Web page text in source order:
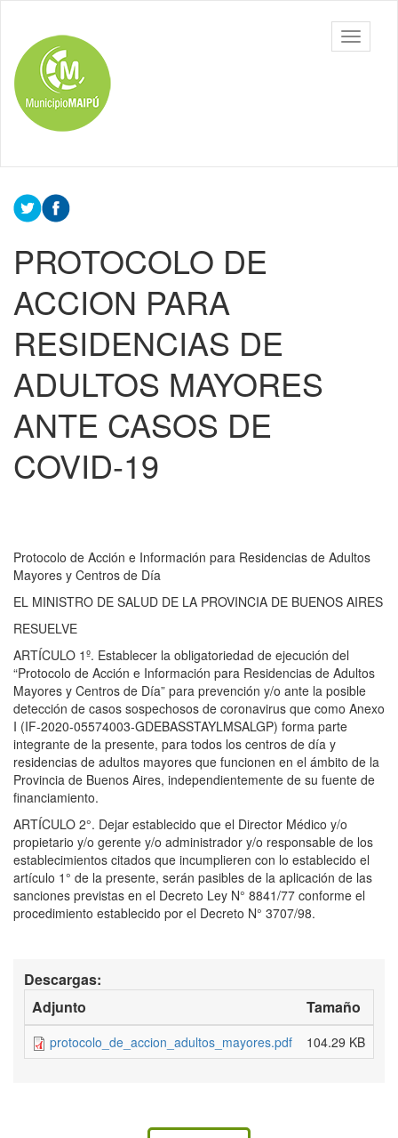
contenido
principal
Toggle
PROTOCOLO DE
ACCION PARA
RESIDENCIAS DE
ADULTOS MAYORES
ANTE CASOS DE
COVID-19
Protocolo de Acción e Información para Residencias de Adultos
Mayores y Centros de Día
EL MINISTRO DE SALUD DE LA PROVINCIA DE BUENOS AIRES
RESUELVE
ARTÍCULO 1º. Establecer la obligatoriedad de ejecución del
“Protocolo de Acción e Información para Residencias de Adultos
Mayores y Centros de Día” para prevención y/o ante la posible
detección de casos sospechosos de coronavirus que como Anexo
I (IF-2020-05574003-GDEBASSTAYLMSALGP) forma parte
integrante de la presente, para todos los centros de día y
residencias de adultos mayores que funcionen en el ámbito de la
Provincia de Buenos Aires, independientemente de su fuente de
financiamiento.
ARTÍCULO 2°. Dejar establecido que el Director Médico y/o
propietario y/o gerente y/o administrador y/o responsable de los
establecimientos citados que incumplieren con lo establecido el
artículo 1° de la presente, serán pasibles de la aplicación de las
sanciones previstas en el Decreto Ley N° 8841/77 conforme el
procedimiento establecido por el Decreto N° 3707/98.
Descargas:
Adjunto
Tamaño
protocolo_de_accion_adultos_mayores.pdf 104.29 KB